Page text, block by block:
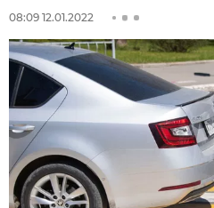
08:09 12.01.2022